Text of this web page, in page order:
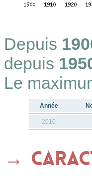
Depuis
depuis
Le
Année
2010